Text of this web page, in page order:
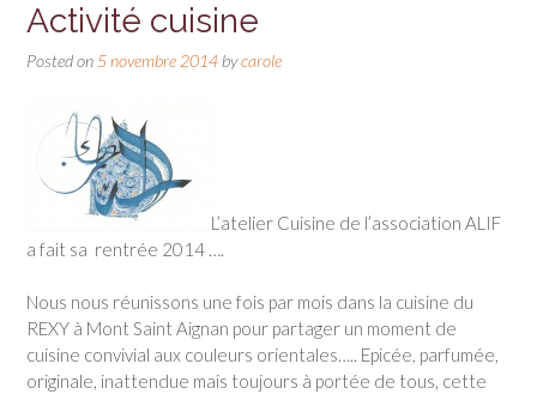
Activité cuisine
Posted on 5 novembre 2014 bycarole
L’atelier Cuisine de l’association ALIF
a fait sa rentrée 2014 ….
Nous nous réunissons une fois par mois dans la cuisine du
REXY à Mont Saint Aignan pour partager un moment de
cuisine convivial aux couleurs orientales….. Epicée, parfumée,
originale, inattendue mais toujours à portée de tous, cette